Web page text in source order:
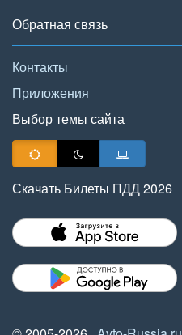
Обратная связь
Контакты
Приложения
Выбор темы сайта
Скачать Билеты ПДД 2026